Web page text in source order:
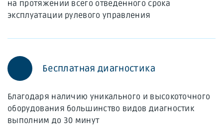
на протяжении всего отведенного срока
эксплуатации рулевого управления
Бесплатная диагностика
Благодаря наличию уникального и высокоточного
оборудования большинство видов диагностик
выполним до 30 минут